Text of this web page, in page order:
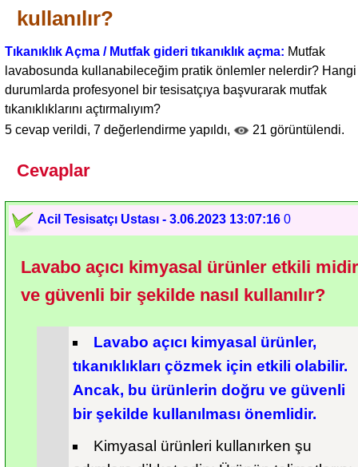
kullanılır?
Tıkanıklık Açma / Mutfak gideri tıkanıklık açma: Mutfak
lavabosunda kullanabileceğim pratik önlemler nelerdir? Hangi
durumlarda profesyonel bir tesisatçıya başvurarak mutfak
tıkanıklıklarını açtırmalıyım?
5 cevap verildi, 7 değerlendirme yapıldı, 21 görüntülendi.
Cevaplar
Acil Tesisatçı Ustası - 3.06.2023 13:07:16 0
Lavabo açıcı kimyasal ürünler etkili midir
ve güvenli bir şekilde nasıl kullanılır?
Lavabo açıcı kimyasal ürünler,
tıkanıklıkları çözmek için etkili olabilir.
Ancak, bu ürünlerin doğru ve güvenli
bir şekilde kullanılması önemlidir.
Kimyasal ürünleri kullanırken şu